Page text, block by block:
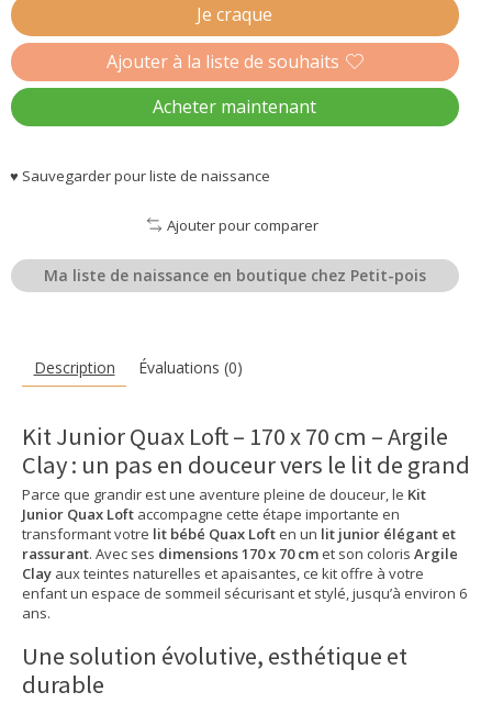
Je craque
Ajouter à la liste de souhaits
Acheter maintenant
♥ Sauvegarder pour liste de naissance
Ajouter pour comparer
Ma liste de naissance en boutique chez Petit-pois
Description Évaluations (0)
Kit Junior Quax Loft – 170 x 70 cm – Argile
Clay : un pas en douceur vers le lit de grand
Parce que grandir est une aventure pleine de douceur, le Kit
Junior Quax Loft accompagne cette étape importante en
transformant votre lit bébé Quax Loft en un lit junior élégant et
rassurant. Avec ses dimensions 170 x 70 cm et son coloris Argile
Clay aux teintes naturelles et apaisantes, ce kit offre à votre
enfant un espace de sommeil sécurisant et stylé, jusqu’à environ 6
ans.
Une solution évolutive, esthétique et
durable